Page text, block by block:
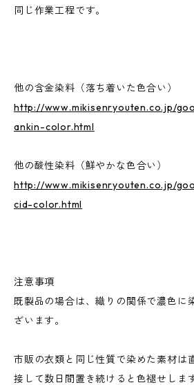
同じ作業工程です。
他の含金染料（落ち着いた色合い）
http://www.mikisenryouten.co.jp/
ankin-color.html
他の酸性染料（鮮やかな色合い）
http://www.mikisenryouten.co.jp/
cid-color.html
注意事項
既製品の場合は、織りの関係で濃色に
ざいます。
市販の衣類と同じ性質で染めた素材は
接して数日間置き続けると色褪せします